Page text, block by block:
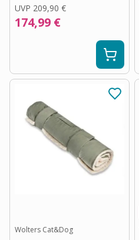
UVP 209,90 €
174,99 €
Wolters Cat&Dog